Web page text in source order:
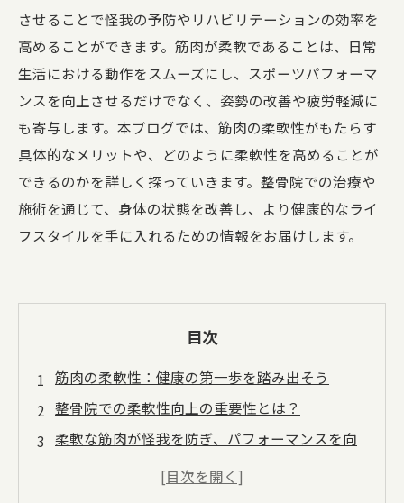
させることで怪我の予防やリハビリテーションの効率を
高めることができます。筋肉が柔軟であることは、日常
生活における動作をスムーズにし、スポーツパフォーマ
ンスを向上させるだけでなく、姿勢の改善や疲労軽減に
も寄与します。本ブログでは、筋肉の柔軟性がもたらす
具体的なメリットや、どのように柔軟性を高めることが
できるのかを詳しく探っていきます。整骨院での治療や
施術を通じて、身体の状態を改善し、より健康的なライ
フスタイルを手に入れるための情報をお届けします。
目次
筋肉の柔軟性：健康の第一歩を踏み出そう
整骨院での柔軟性向上の重要性とは？
柔軟な筋肉が怪我を防ぎ、パフォーマンスを向